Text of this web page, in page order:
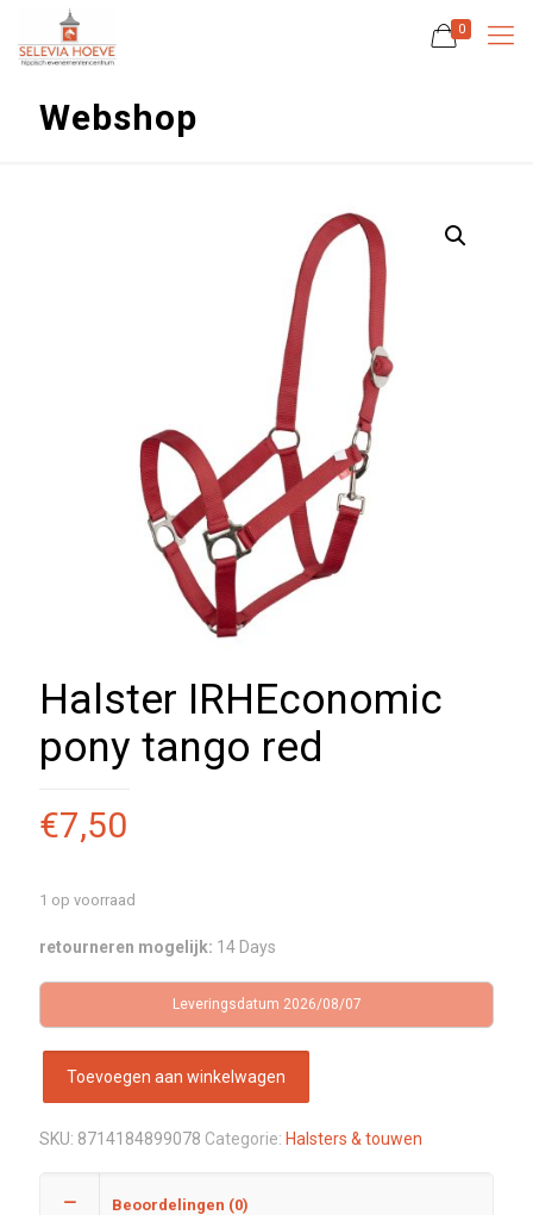
0
Webshop
Halster IRHEconomic
pony tango red
€7,50
1 op voorraad
retourneren mogelijk: 14 Days
Leveringsdatum 2026/08/07
Toevoegen aan winkelwagen
SKU: 8714184899078 Categorie: Halsters & touwen
Beoordelingen (0)